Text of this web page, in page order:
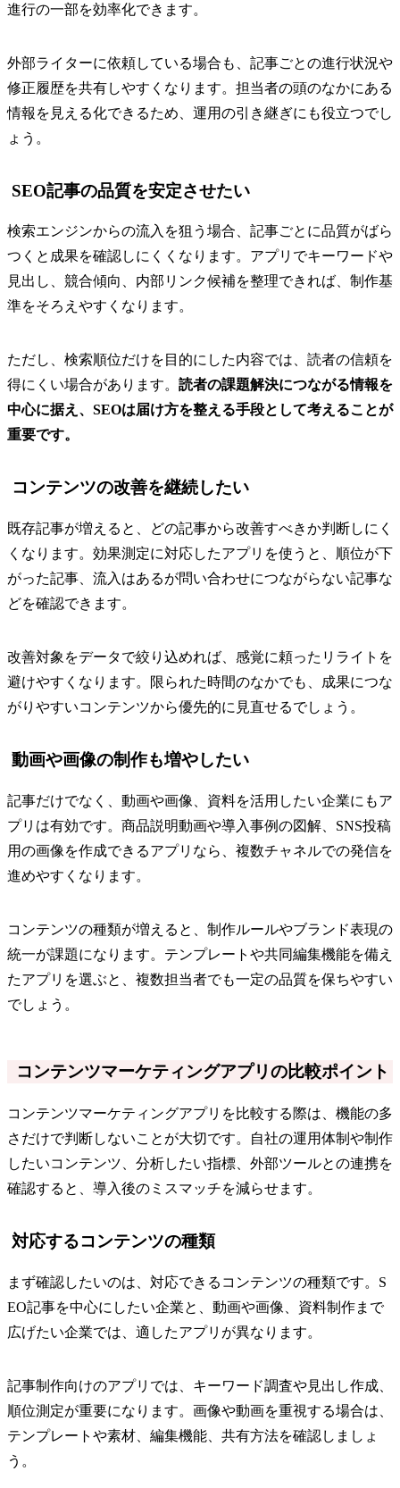
進行の一部を効率化できます。
外部ライターに依頼している場合も、記事ごとの進行状況や
修正履歴を共有しやすくなります。担当者の頭のなかにある
情報を見える化できるため、運用の引き継ぎにも役立つでし
ょう。
SEO記事の品質を安定させたい
検索エンジンからの流入を狙う場合、記事ごとに品質がばら
つくと成果を確認しにくくなります。アプリでキーワードや
見出し、競合傾向、内部リンク候補を整理できれば、制作基
準をそろえやすくなります。
ただし、検索順位だけを目的にした内容では、読者の信頼を
得にくい場合があります。 読者の課題解決につながる情報を
中心に据え、SEOは届け方を整える手段として考えることが
重要です。
コンテンツの改善を継続したい
既存記事が増えると、どの記事から改善すべきか判断しにく
くなります。効果測定に対応したアプリを使うと、順位が下
がった記事、流入はあるが問い合わせにつながらない記事な
どを確認できます。
改善対象をデータで絞り込めれば、感覚に頼ったリライトを
避けやすくなります。限られた時間のなかでも、成果につな
がりやすいコンテンツから優先的に見直せるでしょう。
動画や画像の制作も増やしたい
記事だけでなく、動画や画像、資料を活用したい企業にもア
プリは有効です。商品説明動画や導入事例の図解、SNS投稿
用の画像を作成できるアプリなら、複数チャネルでの発信を
進めやすくなります。
コンテンツの種類が増えると、制作ルールやブランド表現の
統一が課題になります。テンプレートや共同編集機能を備え
たアプリを選ぶと、複数担当者でも一定の品質を保ちやすい
でしょう。
コンテンツマーケティングアプリの比較ポイント
コンテンツマーケティングアプリを比較する際は、機能の多
さだけで判断しないことが大切です。自社の運用体制や制作
したいコンテンツ、分析したい指標、外部ツールとの連携を
確認すると、導入後のミスマッチを減らせます。
対応するコンテンツの種類
まず確認したいのは、対応できるコンテンツの種類です。S
EO記事を中心にしたい企業と、動画や画像、資料制作まで
広げたい企業では、適したアプリが異なります。
記事制作向けのアプリでは、キーワード調査や見出し作成、
順位測定が重要になります。画像や動画を重視する場合は、
テンプレートや素材、編集機能、共有方法を確認しましょ
う。